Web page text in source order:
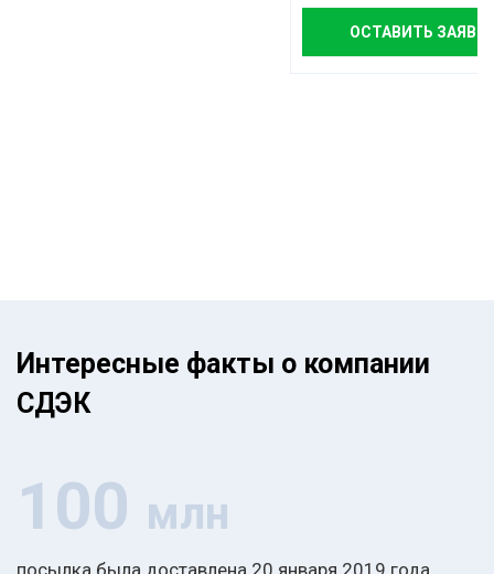
ОСТАВИТЬ
Интересные факты о компании
СДЭК
100 млн
посылка была доставлена 20 января 2019 года